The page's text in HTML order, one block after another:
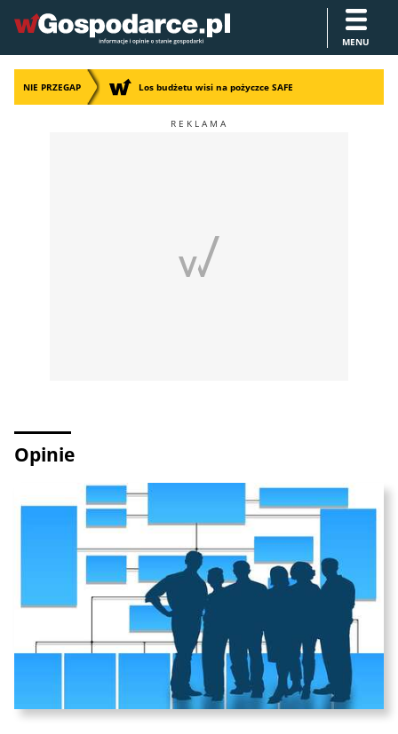
MENU
NIE PRZEGAP Los budżetu wisi na pożyczce SAFE
Opinie